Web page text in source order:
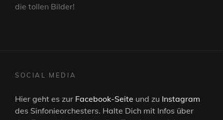
die tollen Bilder!
SOCIAL MEDIA
Hier geht es zur Facebook-Seite und zu Instagram
des Sinfonieorchesters. Halte Dich mit Infos über